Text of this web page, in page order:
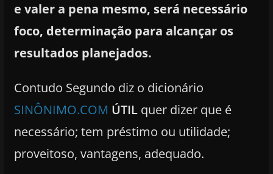
e valer a pena mesmo, será necessário
foco, determinação para alcançar os
resultados planejados.
Contudo Segundo diz o dicionário
SINÔNIMO.COM ÚTILquer dizer que é
necessário; tem préstimo ou utilidade;
proveitoso, vantagens, adequado.